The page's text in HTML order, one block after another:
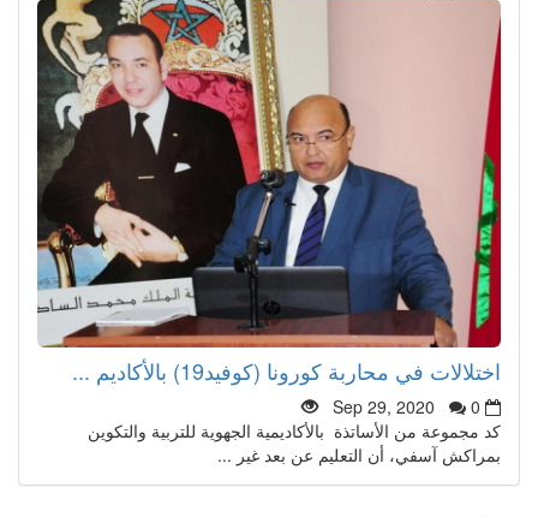
اختلالات في محاربة كورونا (كوفيد19) بالأكاديم ...
Sep 29, 2020
0
كد مجموعة من الأساتذة بالأكاديمية الجهوية للتربية والتكوين
بمراكش آسفي، أن التعليم عن بعد غير ...